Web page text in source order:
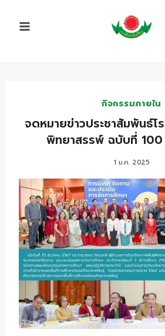
กิจกรรมภายใน
จดหมายข่าวประชาสัมพันธ์โ
พิทยาสรรพ์ ฉบับที่
1 ม.ค. 2025